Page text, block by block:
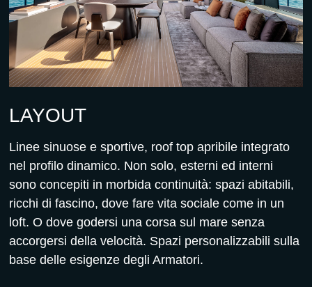
LAYOUT
Linee sinuose e sportive, roof top apribile integrato
nel profilo dinamico. Non solo, esterni ed interni
sono concepiti in morbida continuità: spazi abitabili,
ricchi di fascino, dove fare vita sociale come in un
loft. O dove godersi una corsa sul mare senza
accorgersi della velocità. Spazi personalizzabili sulla
base delle esigenze degli Armatori.